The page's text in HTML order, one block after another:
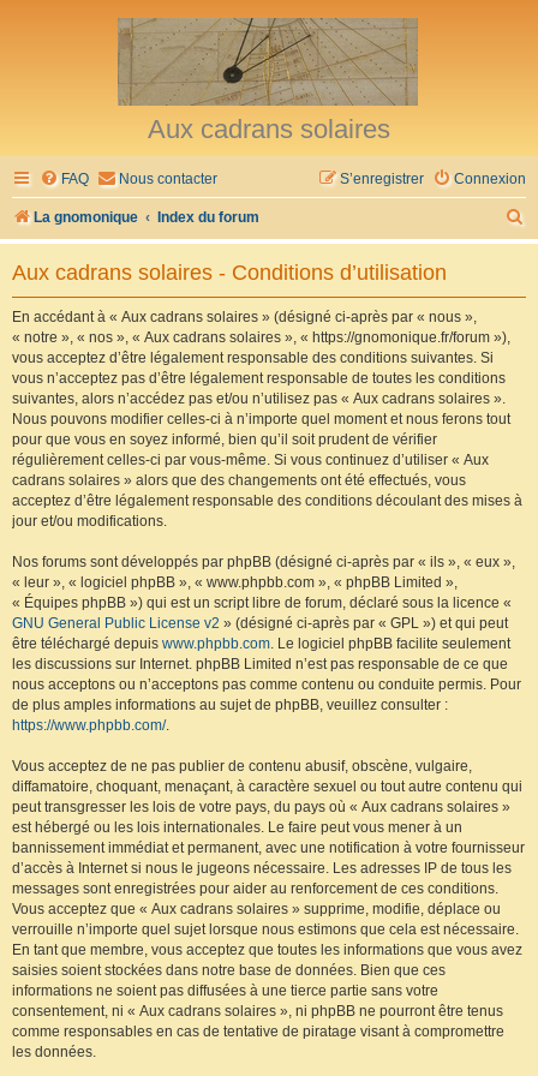
Aux cadrans solaires
FAQ Nous contacter Connexion
S’enregistrer
La gnomonique Index du forum
e
Aux cadrans solaires - Conditions d’utilisation
En accédant à « Aux cadrans solaires » (désigné ci-après par « nous »,
« notre », « nos », « Aux cadrans solaires », « https://gnomonique.fr/forum »),
vous acceptez d’être légalement responsable des conditions suivantes. Si
vous n’acceptez pas d’être légalement responsable de toutes les conditions
suivantes, alors n’accédez pas et/ou n’utilisez pas « Aux cadrans solaires ».
Nous pouvons modifier celles-ci à n’importe quel moment et nous ferons tout
pour que vous en soyez informé, bien qu’il soit prudent de vérifier
régulièrement celles-ci par vous-même. Si vous continuez d’utiliser « Aux
cadrans solaires » alors que des changements ont été effectués, vous
acceptez d’être légalement responsable des conditions découlant des mises à
jour et/ou modifications.
Nos forums sont développés par phpBB (désigné ci-après par « ils », « eux »,
« leur », « logiciel phpBB », « www.phpbb.com », « phpBB Limited »,
« Équipes phpBB ») qui est un script libre de forum, déclaré sous la licence «
GNU General Public License v2 » (désigné ci-après par « GPL ») et qui peut
être téléchargé depuis www.phpbb.com. Le logiciel phpBB facilite seulement
les discussions sur Internet. phpBB Limited n’est pas responsable de ce que
nous acceptons ou n’acceptons pas comme contenu ou conduite permis. Pour
de plus amples informations au sujet de phpBB, veuillez consulter :
https://www.phpbb.com/.
Vous acceptez de ne pas publier de contenu abusif, obscène, vulgaire,
diffamatoire, choquant, menaçant, à caractère sexuel ou tout autre contenu qui
peut transgresser les lois de votre pays, du pays où « Aux cadrans solaires »
est hébergé ou les lois internationales. Le faire peut vous mener à un
bannissement immédiat et permanent, avec une notification à votre fournisseur
d’accès à Internet si nous le jugeons nécessaire. Les adresses IP de tous les
messages sont enregistrées pour aider au renforcement de ces conditions.
Vous acceptez que « Aux cadrans solaires » supprime, modifie, déplace ou
verrouille n’importe quel sujet lorsque nous estimons que cela est nécessaire.
En tant que membre, vous acceptez que toutes les informations que vous avez
saisies soient stockées dans notre base de données. Bien que ces
informations ne soient pas diffusées à une tierce partie sans votre
consentement, ni « Aux cadrans solaires », ni phpBB ne pourront être tenus
comme responsables en cas de tentative de piratage visant à compromettre
les données.